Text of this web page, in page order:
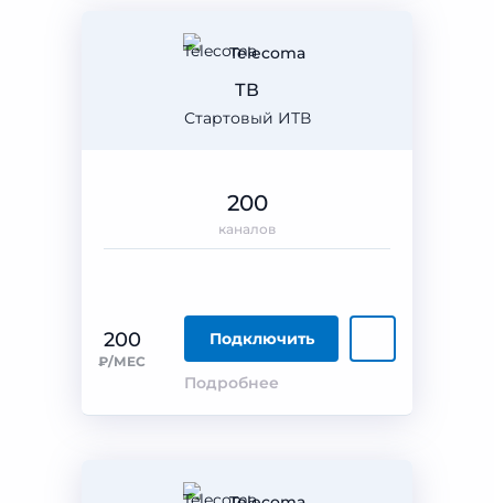
Telecoma
Стартовый ИТВ
ТВ
200
₽/МЕС
Подключить
Подробнее
200
каналов